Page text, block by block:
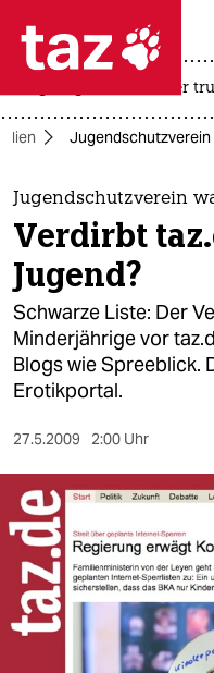
 taz
themen
politik
öko
gesellschaft
kultur
sport
berlin
nord
wahrheit
verlag
usa unter
Jugendschutzverein
Jugendschutzverein
Verdirbt
Jugend?
Schwarze Liste: Der
Minderjährige vor
Blogs wie Spreeblick.
Erotikportal.
27.5.2009 2:00 Uhr